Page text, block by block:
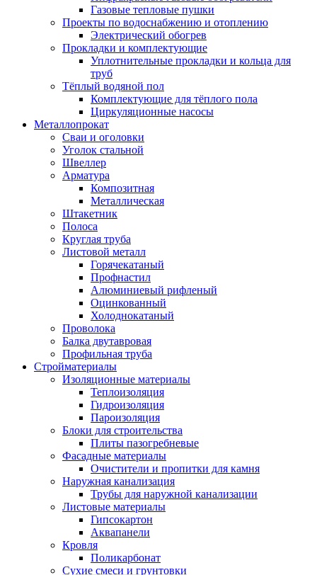
Газовые тепловые пушки
Проекты по водоснабжению и отоплению
Электрический обогрев
Прокладки и комплектующие
Уплотнительные прокладки и кольца для
труб
Тёплый водяной пол
Комплектующие для тёплого пола
Циркуляционные насосы
Металлопрокат
Сваи и оголовки
Уголок стальной
Швеллер
Арматура
Композитная
Металлическая
Штакетник
Полоса
Круглая труба
Листовой металл
Горячекатаный
Профнастил
Алюминиевый рифленый
Оцинкованный
Холоднокатаный
Проволока
Балка двутавровая
Профильная труба
Стройматериалы
Изоляционные материалы
Теплоизоляция
Гидроизоляция
Пароизоляция
Блоки для строительства
Плиты пазогребневые
Фасадные материалы
Очистители и пропитки для камня
Наружная канализация
Трубы для наружной канализации
Листовые материалы
Гипсокартон
Аквапанели
Кровля
Поликарбонат
Сухие смеси и грунтовки